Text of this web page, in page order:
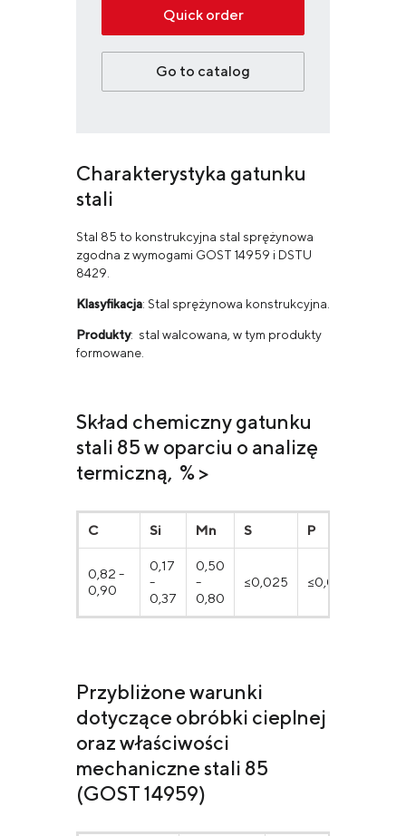
Quick order
Go to catalog
Charakterystyka gatunku
stali
Stal 85 to konstrukcyjna stal sprężynowa
zgodna z wymogami GOST 14959 i DSTU
8429.
Klasyfikacja: Stal sprężynowa konstrukcyjna.
Produkty: stal walcowana, w tym produkty
formowane.
Skład chemiczny gatunku
stali 85 w oparciu o analizę
termiczną, % >
С Si Mn S P
0,82 -
0,90
0,17
-
0,37
0,50
-
0,80
≤0,025 ≤0,025
Przybliżone warunki
dotyczące obróbki cieplnej
oraz właściwości
mechaniczne stali 85
(GOST 14959)